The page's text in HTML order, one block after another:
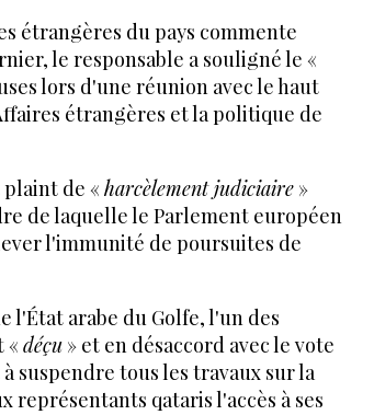
étrangères du pays commente
le responsable a souligné le «
lors d'une réunion avec le haut
étrangères et la politique de
de « harcèlement judiciaire »
de laquelle le Parlement européen
l'immunité de poursuites de
l'État arabe du Golfe, l'un des
« déçu » et en désaccord avec le vote
suspendre tous les travaux sur la
qataris l'accès à ses